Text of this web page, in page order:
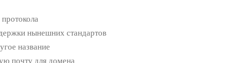
нынешних стандартов
название
почту для домена